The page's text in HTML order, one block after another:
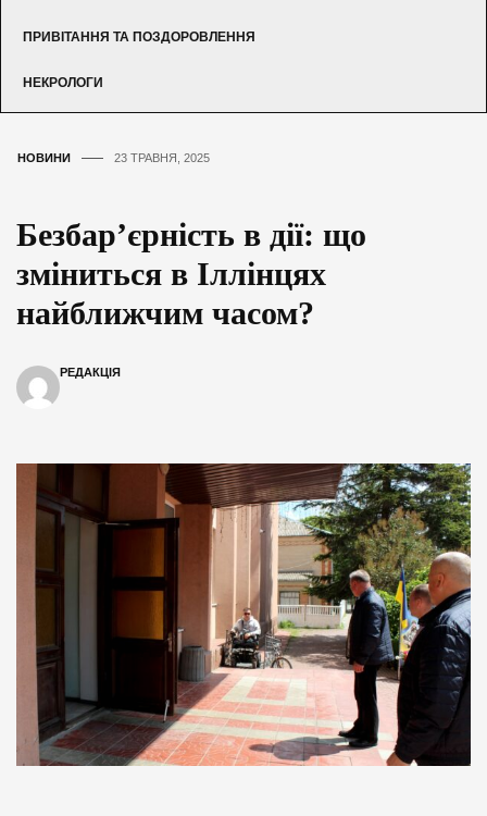
ПРИВІТАННЯ ТА ПОЗДОРОВЛЕННЯ
НЕКРОЛОГИ
НОВИНИ 23 ТРАВНЯ, 2025
Безбар’єрність в дії: що
зміниться в Іллінцях
найближчим часом?
РЕДАКЦІЯ